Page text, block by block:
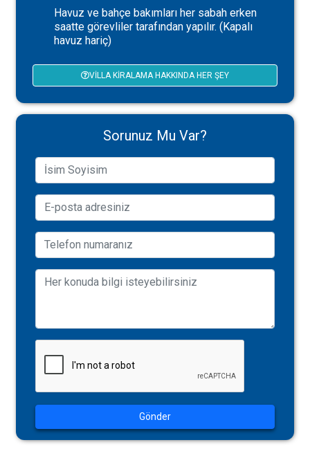
Havuz ve bahçe bakımları her sabah erken
saatte görevliler tarafından yapılır. (Kapalı
havuz hariç)
VILLA KIRALAMA HAKKINDA HER ŞEY
Sorunuz Mu Var?
Gönder